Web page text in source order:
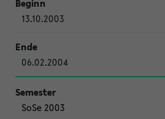
13.10.2003
06.02.2004
SoSe 2003